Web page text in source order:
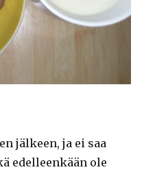
jälkeen, ja ei saa
edelleenkään ole